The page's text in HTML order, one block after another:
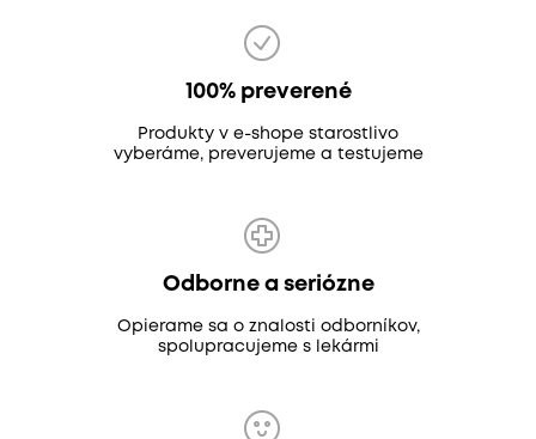
100% preverené
Produkty v e-shope starostlivo
vyberáme, preverujeme a testujeme
Odborne a seriózne
Opierame sa o znalosti odborníkov,
spolupracujeme s lekármi